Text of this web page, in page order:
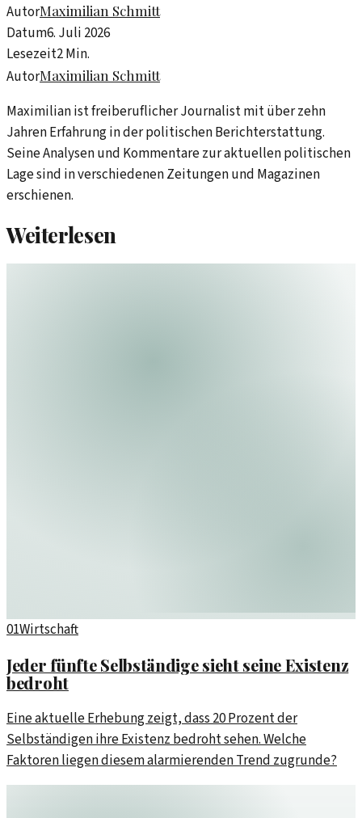
AutorMaximilian Schmitt
Datum6. Juli 2026
Lesezeit2Min.
AutorMaximilian Schmitt
Maximilian ist freiberuflicher Journalist mit über zehn
Jahren Erfahrung in der politischen Berichterstattung.
Seine Analysen und Kommentare zur aktuellen politischen
Lage sind in verschiedenen Zeitungen und Magazinen
erschienen.
Weiterlesen
01Wirtschaft
Jeder fünfte Selbständige sieht seine Existenz
bedroht
Eine aktuelle Erhebung zeigt, dass 20 Prozent der
Selbständigen ihre Existenz bedroht sehen. Welche
Faktoren liegen diesem alarmierenden Trend zugrunde?